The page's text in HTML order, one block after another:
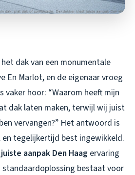
dak van een monumentale
En Marlot, en de eigenaar vroeg
vaker hoor: “Waarom heeft mijn
dak laten maken, terwijl wij juist
vervangen?” Het antwoord is
en tegelijkertijd best ingewikkeld.
aanpak Den Haag ervaring
bestaat voor